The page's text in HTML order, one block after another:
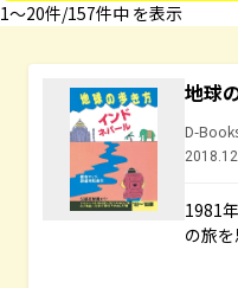
1〜20件/157件中 を表示
地球
D-
1981
の旅を